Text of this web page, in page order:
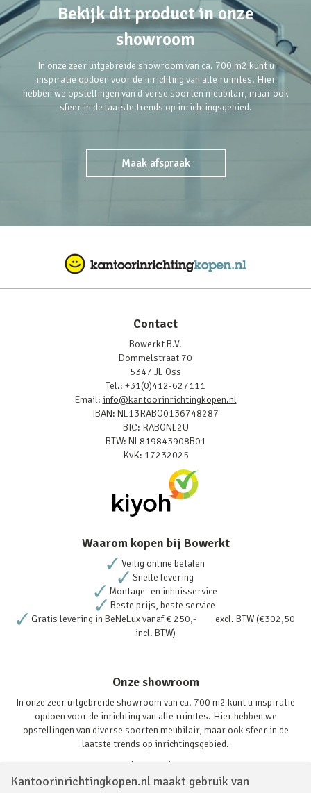
Kantoorinrichtingkopen.nl maakt gebruik van
Bekijk dit product in onze
showroom
In onze zeer uitgebreide showroom van ca. 700 m2 kunt u
inspiratie opdoen voor de inrichting van alle ruimtes. Hier
hebben we opstellingen van diverse soorten meubilair, maar ook
sfeer in de laatste trends op inrichtingsgebied.
Maak afspraak
Contact
Bowerkt B.V.
Dommelstraat 70
5347 JL Oss
Tel.: +31(0)412-627111
Email: info@kantoorinrichtingkopen.nl
IBAN: NL13RABO0136748287
BIC: RABONL2U
BTW: NL819843908B01
KvK: 17232025
Waarom kopen bij Bowerkt
Veilig online betalen
Snelle levering
Montage- en inhuisservice
Beste prijs, beste service
Gratis levering in BeNeLux vanaf € 250,- excl. BTW (€302,50
incl. BTW)
Onze showroom
In onze zeer uitgebreide showroom van ca. 700 m2 kunt u inspiratie
opdoen voor de inrichting van alle ruimtes. Hier hebben we
opstellingen van diverse soorten meubilair, maar ook sfeer in de
laatste trends op inrichtingsgebied.
Lees verder